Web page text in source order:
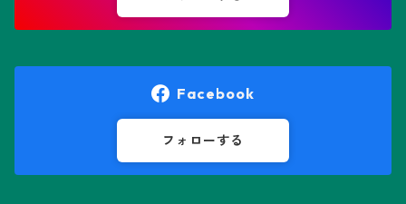
オレオケレウス属
プセウドリトス属
Facebook
フォローする